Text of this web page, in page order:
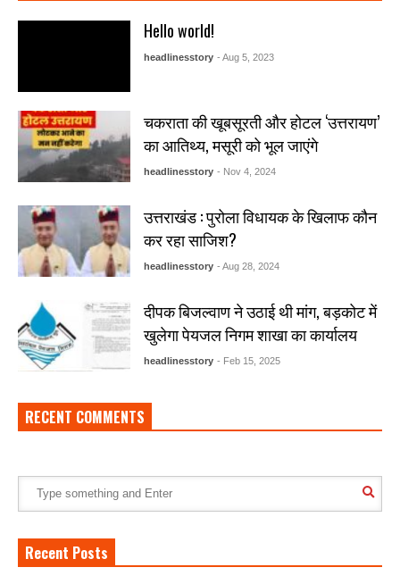
Hello world!
headlinesstory - Aug 5, 2023
चकराता की खूबसूरती और होटल ‘उत्तरायण’
का आतिथ्य, मसूरी को भूल जाएंगे
headlinesstory - Nov 4, 2024
उत्तराखंड : पुरोला विधायक के खिलाफ कौन
कर रहा साजिश?
headlinesstory - Aug 28, 2024
दीपक बिजल्वाण ने उठाई थी मांग, बड़कोट में
खुलेगा पेयजल निगम शाखा का कार्यालय
headlinesstory - Feb 15, 2025
RECENT COMMENTS
Recent Posts